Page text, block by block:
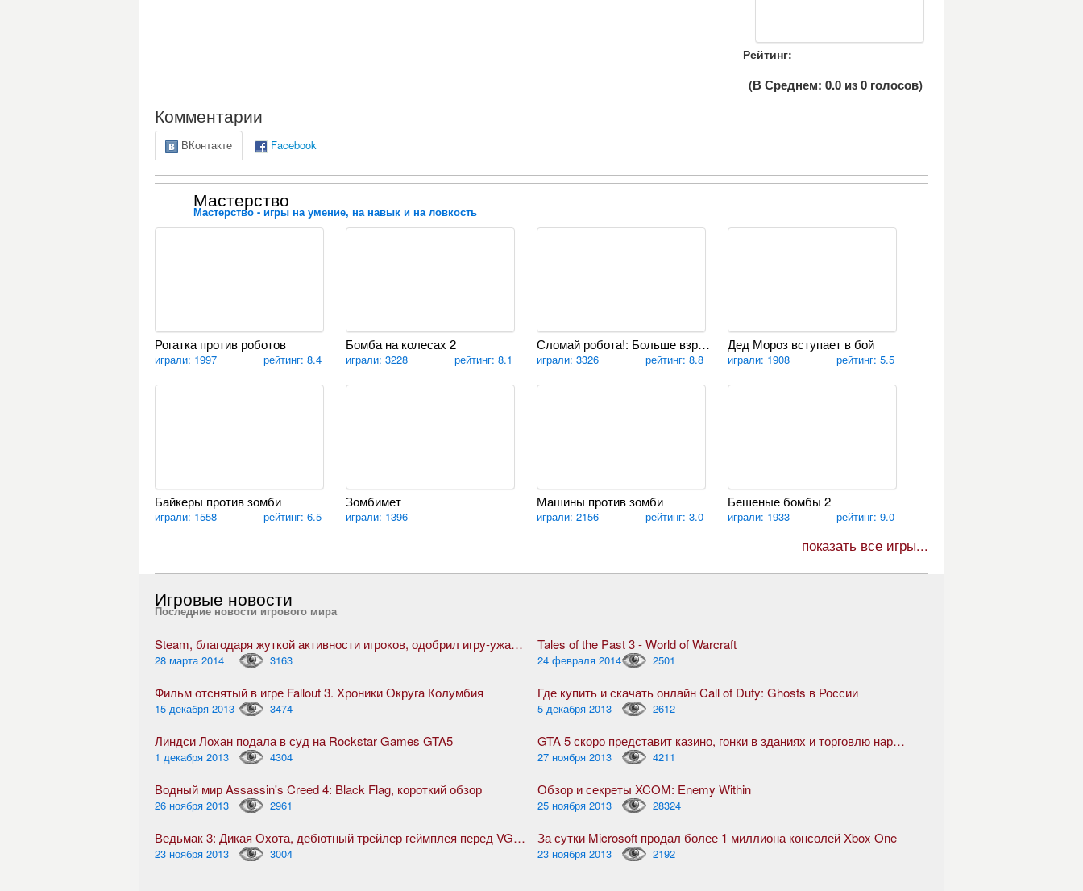
Рейтинг:
(В Среднем: 0.0 из0 голосов)
Комментарии
ВКонтакте Facebook
Мастерство
Мастерство - игры на умение, на навык и на ловкость
Рогатка против роботов
играли: 1997 рейтинг: 8.4
Бомба на колесах 2
играли: 3228 рейтинг: 8.1
Сломай робота!: Больше взрывов
играли: 3326 рейтинг: 8.8
Дед Мороз вступает в бой
играли: 1908 рейтинг: 5.5
Байкеры против зомби
играли: 1558 рейтинг: 6.5
Зомбимет
играли: 1396
Машины против зомби
играли: 2156 рейтинг: 3.0
Бешеные бомбы 2
играли: 1933 рейтинг: 9.0
показать все игры...
Игровые новости
Последние новости игрового мира
Steam, благодаря жуткой активности игроков, одобрил игру-ужасник The Forest
28 марта 2014 3163
Tales of the Past 3 - World of Warcraft
24 февраля 2014 2501
Фильм отснятый в игре Fallout 3. Хроники Округа Колумбия
15 декабря 2013 3474
Где купить и скачать онлайн Call of Duty: Ghosts в России
5 декабря 2013 2612
Линдси Лохан подала в суд на Rockstar Games GTA5
1 декабря 2013 4304
GTA 5 скоро представит казино, гонки в зданиях и торговлю наркотиками
27 ноября 2013 4211
Водный мир Assassin's Creed 4: Black Flag, короткий обзор
26 ноября 2013 2961
Обзор и секреты XCOM: Enemy Within
25 ноября 2013 28324
Ведьмак 3: Дикая Охота, дебютный трейлер геймплея перед VGX 2013
23 ноября 2013 3004
За сутки Microsoft продал более 1 миллиона консолей Xbox One
23 ноября 2013 2192